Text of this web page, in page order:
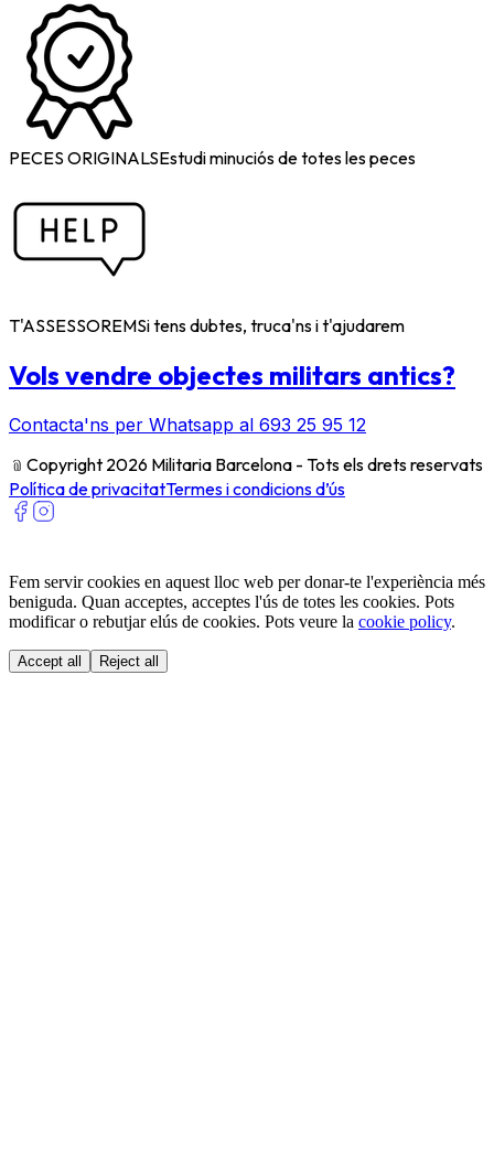
PECES ORIGINALSEstudi minuciós de totes les peces
T'ASSESSOREMSi tens dubtes, truca'ns i t'ajudarem
Vols vendre objectes militars antics?
Contacta'ns per Whatsapp al 693 25 95 12
﹫ Copyright 2026 Militaria Barcelona - Tots els drets reservats
Política de privacitatTermes i condicions d’ús
Fem servir cookies en aquest lloc web per donar-te l'experiència més
beniguda. Quan acceptes, acceptes l'ús de totes les cookies. Pots
modificar o rebutjar elús de cookies. Pots veure la cookie policy.
Accept all Reject all